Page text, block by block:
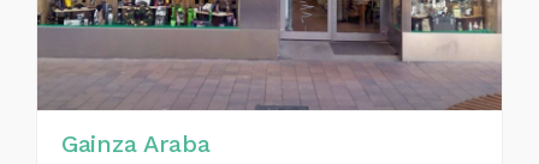
Gainza Araba